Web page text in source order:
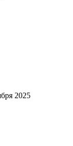
2025